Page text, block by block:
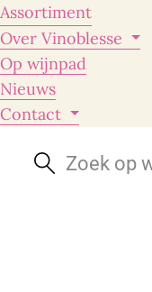
Assortiment
Over Vinoblesse
Op wijnpad
Nieuws
Contact